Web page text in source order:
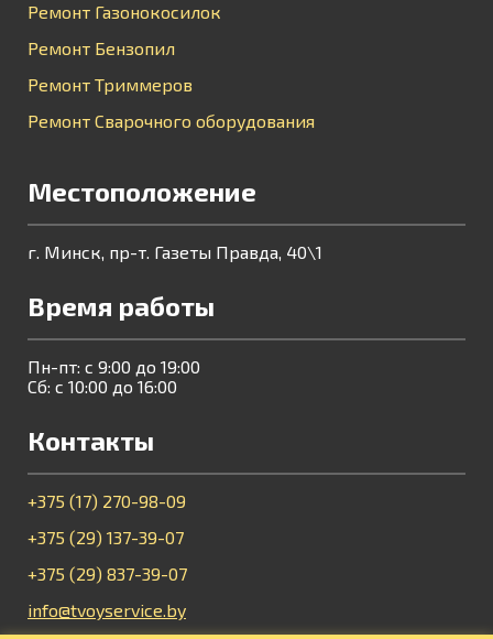
Ремонт Газонокосилок
Ремонт Бензопил
Ремонт Триммеров
Ремонт Сварочного оборудования
Местоположение
г. Минск, пр-т. Газеты Правда, 40\1
Время работы
Пн-пт: с 9:00 до 19:00
Сб: с 10:00 до 16:00
Контакты
+375 (17) 270-98-09
+375 (29) 137-39-07
+375 (29) 837-39-07
info@tvoyservice.by